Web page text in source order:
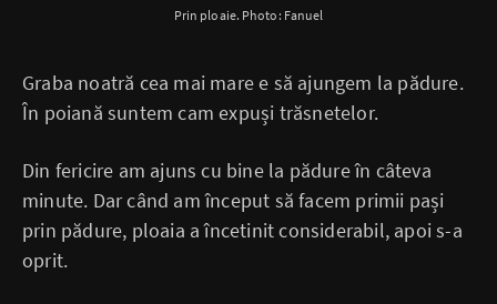
Prin ploaie. Photo: Fanuel
Graba noatră cea mai mare e să ajungem la pădure.
În poiană suntem cam expuși trăsnetelor.
Din fericire am ajuns cu bine la pădure în câteva
minute. Dar când am început să facem primii pași
prin pădure, ploaia a încetinit considerabil, apoi s-a
oprit.